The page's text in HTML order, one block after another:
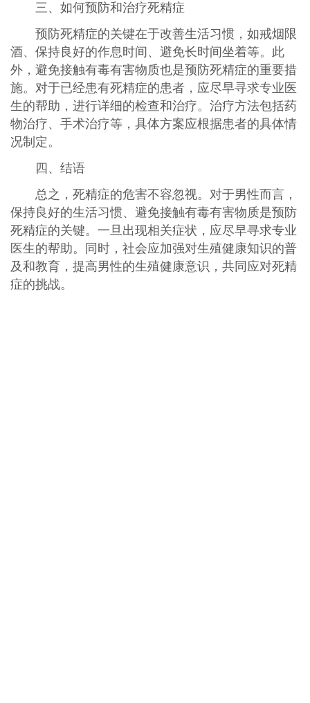
三、如何预防和治疗死精症
预防死精症的关键在于改善生活习惯，如戒烟限
酒、保持良好的作息时间、避免长时间坐着等。此
外，避免接触有毒有害物质也是预防死精症的重要措
施。对于已经患有死精症的患者，应尽早寻求专业医
生的帮助，进行详细的检查和治疗。治疗方法包括药
物治疗、手术治疗等，具体方案应根据患者的具体情
况制定。
四、结语
总之，死精症的危害不容忽视。对于男性而言，
保持良好的生活习惯、避免接触有毒有害物质是预防
死精症的关键。一旦出现相关症状，应尽早寻求专业
医生的帮助。同时，社会应加强对生殖健康知识的普
及和教育，提高男性的生殖健康意识，共同应对死精
症的挑战。